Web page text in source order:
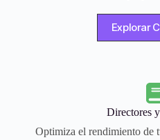
Explorar
Directores
Optimiza el rendimiento de